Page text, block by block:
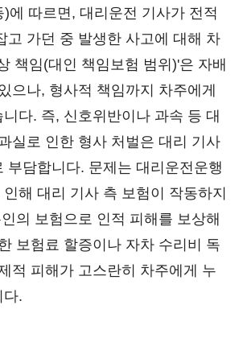
에 따르면, 대리운전 기사가 전적
고 가던 중 발생한 사고에 대해 차
책임(대인 책임보험 범위)'은 자배
으나, 형사적 책임까지 차주에게
다. 즉, 신호위반이나 과속 등 대
실로 인한 형사 처벌은 대리 기사
부담합니다. 문제는 대리운전운행
해 대리 기사 측 보험이 작동하지
의 보험으로 인적 피해를 보상해
보험료 할증이나 자차 수리비 독
적 피해가 고스란히 차주에게 누
다.